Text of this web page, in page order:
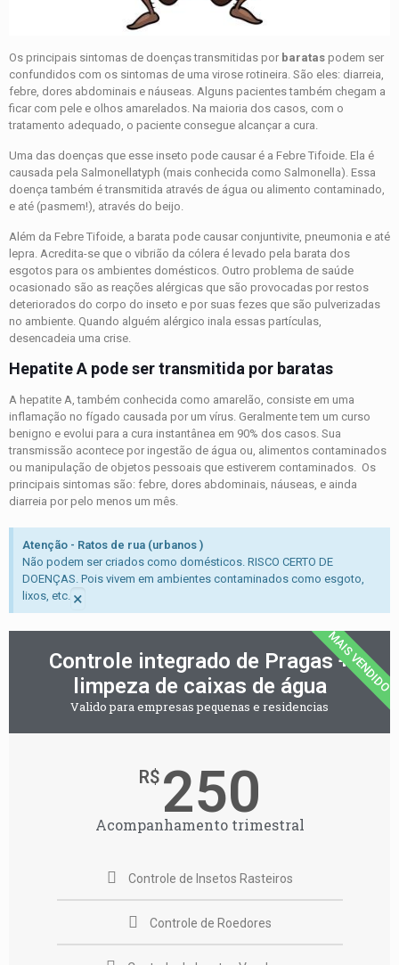
Os principais sintomas de doenças transmitidas por baratas podem ser
confundidos com os sintomas de uma virose rotineira. São eles: diarreia,
febre, dores abdominais e náuseas. Alguns pacientes também chegam a
ficar com pele e olhos amarelados. Na maioria dos casos, com o
tratamento adequado, o paciente consegue alcançar a cura.
Uma das doenças que esse inseto pode causar é a Febre Tifoide. Ela é
causada pela Salmonellatyph (mais conhecida como Salmonella). Essa
doença também é transmitida através de água ou alimento contaminado,
e até (pasmem!), através do beijo.
Além da Febre Tifoide, a barata pode causar conjuntivite, pneumonia e até
lepra. Acredita-se que o vibrião da cólera é levado pela barata dos
esgotos para os ambientes domésticos. Outro problema de saúde
ocasionado são as reações alérgicas que são provocadas por restos
deteriorados do corpo do inseto e por suas fezes que são pulverizadas
no ambiente. Quando alguém alérgico inala essas partículas,
desencadeia uma crise.
Hepatite A pode ser transmitida por baratas
A hepatite A, também conhecida como amarelão, consiste em uma
inflamação no fígado causada por um vírus. Geralmente tem um curso
benigno e evolui para a cura instantânea em 90% dos casos. Sua
transmissão acontece por ingestão de água ou, alimentos contaminados
ou manipulação de objetos pessoais que estiverem contaminados. Os
principais sintomas são: febre, dores abdominais, náuseas, e ainda
diarreia por pelo menos um mês.
Atenção - Ratos de rua (urbanos )
Não podem ser criados como domésticos. RISCO CERTO DE
DOENÇAS. Pois vivem em ambientes contaminados como esgoto,
lixos, etc. ×
Controle integrado de Pragas +
limpeza de caixas de água
Valido para empresas pequenas e residencias
R$ 250
Acompanhamento trimestral
Controle de Insetos Rasteiros
Controle de Roedores
MAIS VENDIDO